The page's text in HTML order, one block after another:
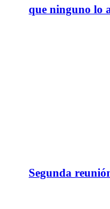
que ninguno lo
Segunda